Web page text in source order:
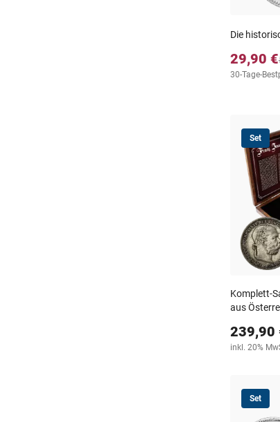
Die
29,90 €
30-Tage-
Set
Komplett-
aus
239,90
inkl. 20%
Set